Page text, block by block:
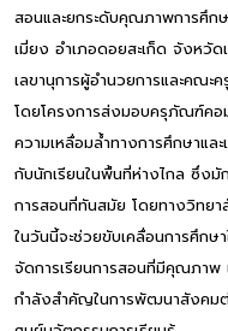
สอนและยกระดับคุณภาพการศึก
เมี่ยง อำเภอดอยสะเก็ด จังหวั
เลขานุการผู้อำนวยการและคณะ
โดยโครงการส่งมอบครุภัณฑ์ค
ความเหลื่อมล้ำทางการศึกษาและ
กับนักเรียนในพื้นที่ห่างไกล ซึ่ง
การสอนที่ทันสมัย โดยทางวิทย
ในวันนี้จะช่วยขับเคลื่อนการศึก
จัดการเรียนการสอนที่มีคุณภาพ
กำลังสำคัญในการพัฒนาสังคม